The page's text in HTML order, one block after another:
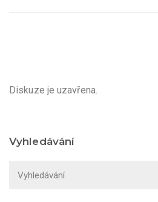
Diskuze je uzavřena.
Vyhledávání